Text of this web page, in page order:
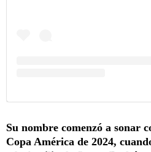
Su nombre comenzó a sonar
Copa América de 2024,